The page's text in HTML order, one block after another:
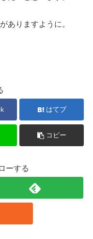
ありますように。
はてブ
コピー
ーする